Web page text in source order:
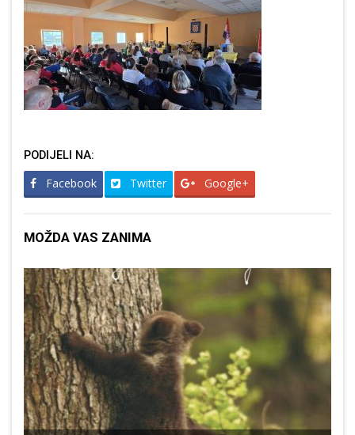
PODIJELI NA:
Facebook Twitter Google+
MOŽDA VAS ZANIMA